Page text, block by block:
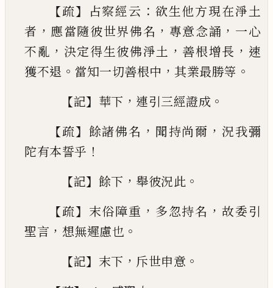
【疏】 占察經云 ： 欲生他方現在淨土
者 ， 應當隨彼世界佛名 ， 專意念誦 ， 一心
不亂 ， 決定得生彼佛淨土 ， 善根增長 ， 速
獲不退 。 當知一切善根中 ， 其業最勝等 。
【記】 華下 ， 連引三經證成 。
【疏】 餘諸佛名 ， 聞持尚爾 ， 況我彌
陀有本誓乎 ！
【記】 餘下 ， 舉彼況此 。
【疏】 末俗障重 ， 多忽持名 ， 故委引
聖言 ， 想無遲慮也 。
【記】 末下 ， 斥世申意 。